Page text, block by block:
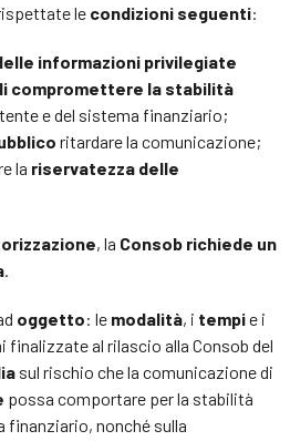
le condizioni seguenti:
informazioni privilegiate
compromettere la stabilità
e del sistema finanziario;
ritardare la comunicazione;
la riservatezza delle
, la Consob richiede un
.
oggetto: le modalità, i tempie i
finalizzate al rilascio alla Consob del
sul rischio che la comunicazione di
possa comportare per la stabilità
finanziario, nonché sulla